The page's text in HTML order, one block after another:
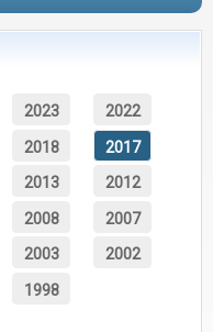
2023 2022
2018 2017
2013 2012
2008 2007
2003 2002
1998